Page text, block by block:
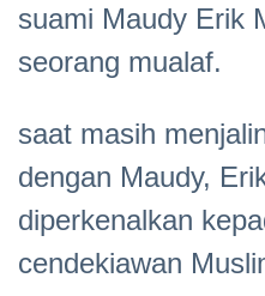
suami Maudy Erik
seorang mualaf.
saat masih
dengan Maudy,
diperkenalkan
cendekiawan